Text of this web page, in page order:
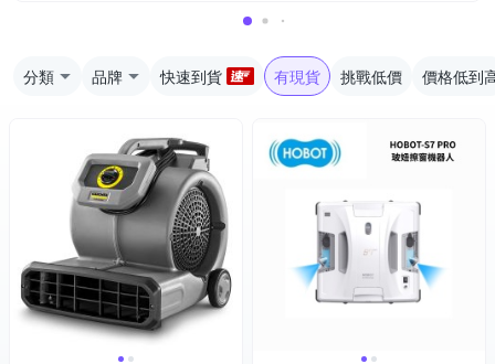
分類 品牌 快速到貨 有現貨 挑戰低價 價格低到